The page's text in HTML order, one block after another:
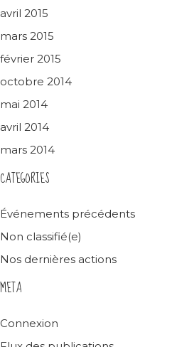
avril 2015
mars 2015
février 2015
octobre 2014
mai 2014
avril 2014
mars 2014
CATEGORIES
Événements précédents
Non classifié(e)
Nos dernières actions
META
Connexion